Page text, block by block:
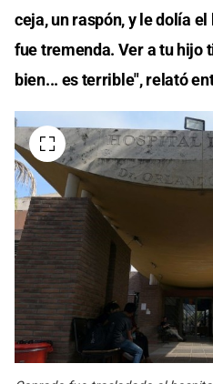
ceja, un raspón, y le dolía
fue tremenda. Ver a tu hijo
bien... es terrible", relató